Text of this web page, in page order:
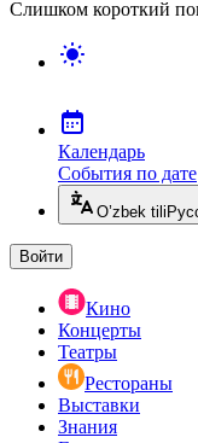
Слишком короткий
Календарь
События по дате
O’zbek tili
Войти
Кино
Концерты
Театры
Рестораны
Выставки
Знания